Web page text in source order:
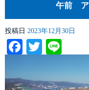
午前 ア
投稿日 2023年12月30日
Facebook
Twitter